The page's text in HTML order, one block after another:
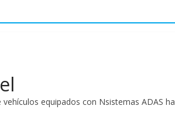
equipados con Nsistemas ADAS ha